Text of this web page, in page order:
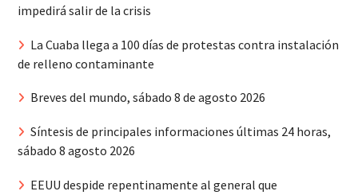
impedirá salir de la crisis
La Cuaba llega a 100 días de protestas contra instalación
de relleno contaminante
Breves del mundo, sábado 8 de agosto 2026
Síntesis de principales informaciones últimas 24 horas,
sábado 8 agosto 2026
EEUU despide repentinamente al general que